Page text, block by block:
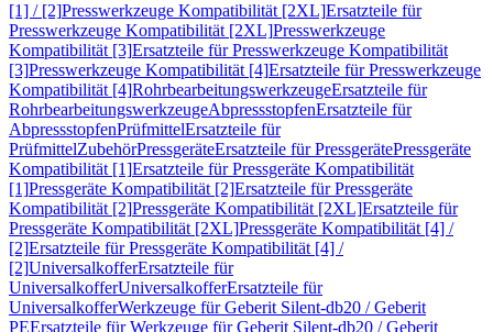
[1] / [2]Presswerkzeuge Kompatibilität [2XL]Ersatzteile für
Presswerkzeuge Kompatibilität [2XL]Presswerkzeuge
Kompatibilität [3]Ersatzteile für Presswerkzeuge Kompatibilität
[3]Presswerkzeuge Kompatibilität [4]Ersatzteile für Presswerkzeuge
Kompatibilität [4]RohrbearbeitungswerkzeugeErsatzteile für
RohrbearbeitungswerkzeugeAbpressstopfenErsatzteile für
AbpressstopfenPrüfmittelErsatzteile für
PrüfmittelZubehörPressgeräteErsatzteile für PressgerätePressgeräte
Kompatibilität [1]Ersatzteile für Pressgeräte Kompatibilität
[1]Pressgeräte Kompatibilität [2]Ersatzteile für Pressgeräte
Kompatibilität [2]Pressgeräte Kompatibilität [2XL]Ersatzteile für
Pressgeräte Kompatibilität [2XL]Pressgeräte Kompatibilität [4] /
[2]Ersatzteile für Pressgeräte Kompatibilität [4] /
[2]UniversalkofferErsatzteile für
UniversalkofferUniversalkofferErsatzteile für
UniversalkofferWerkzeuge für Geberit Silent-db20 / Geberit
PEErsatzteile für Werkzeuge für Geberit Silent-db20 / Geberit